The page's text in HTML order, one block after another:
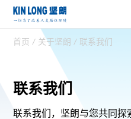
首页 / 关于坚朗 / 联系我们
联系我们
联系我们，坚朗与您共同探